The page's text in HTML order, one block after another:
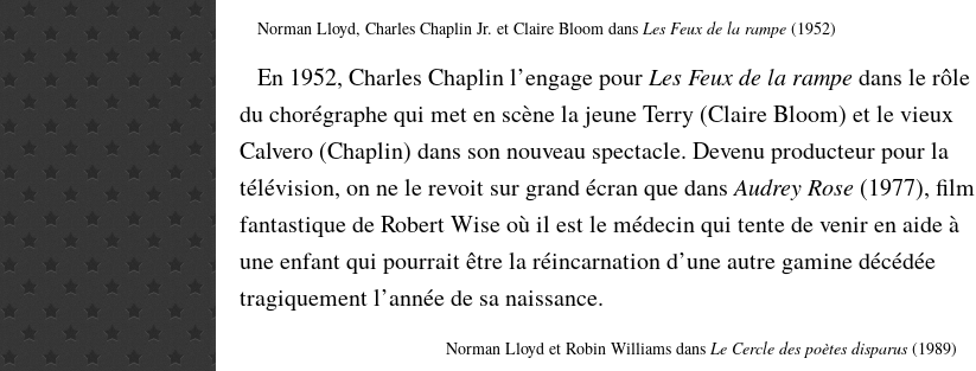
Norman Lloyd, Charles Chaplin Jr. et Claire Bloom dans Les Feux de la rampe (1952)
En 1952, Charles Chaplin l’engage pour Les Feux de la rampedans le rôle
du chorégraphe qui met en scène la jeune Terry (Claire Bloom) et le vieux
Calvero (Chaplin) dans son nouveau spectacle. Devenu producteur pour la
télévision, on ne le revoit sur grand écran que dansAudrey Rose (1977), film
fantastique de Robert Wise où il est le médecin qui tente de venir en aide à
une enfant qui pourrait être la réincarnation d’une autre gamine décédée
tragiquement l’année de sa naissance.
Norman Lloyd et Robin Williams dans Le Cercle des poètes disparus (1989)